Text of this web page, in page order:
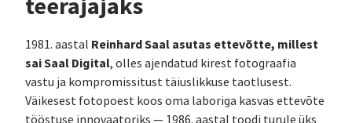
1981. aastal Reinhard Saal asutas ettevõtte, millest
sai Saal Digital, olles ajendatud kirest fotograafia
vastu ja kompromissitust täiuslikkuse taotlusest.
Väikesest fotopoest koos oma laboriga kasvas ettevõte
tööstuse innovaatoriks — 1986. aastal toodi turule üks